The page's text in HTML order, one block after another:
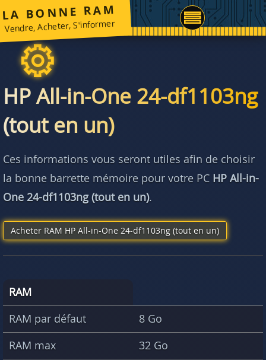
LA BONNE RAM
Vendre, Acheter, S'informer
HP All-in-One 24-df1103ng
(tout en un)
Ces informations vous seront utiles afin de choisir
la bonne barrette mémoire pour votre PC HP All-in-
One 24-df1103ng (tout en un).
Acheter RAM HP All-in-One 24-df1103ng (tout en un)
RAM
RAM par défaut
8 Go
RAM max
32 Go